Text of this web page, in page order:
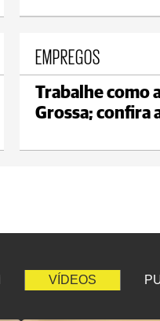
max
EMPREGOS
Trabalhe como
Grossa; confira
VÍDEOS